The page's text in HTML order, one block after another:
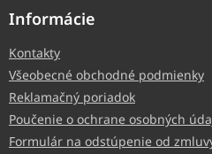
Informácie
Kontakty
Všeobecné obchodné podmienky
Reklamačný poriadok
Poučenie o ochrane osobných
Formulár na odstúpenie od